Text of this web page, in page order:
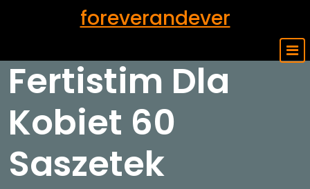
foreverandever
Fertistim Dla
Kobiet 60
Saszetek